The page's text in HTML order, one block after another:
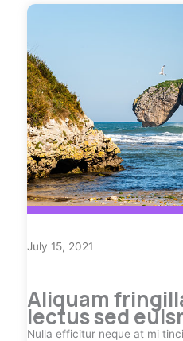
July 15, 2021
Aliquam
lectus sed
Nulla efficitur neque at mi